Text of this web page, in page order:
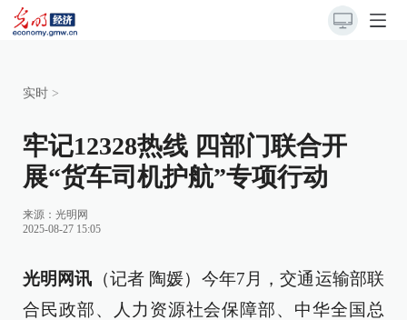
实时 >
牢记12328热线 四部门联合开
展“货车司机护航”专项行动
来源： 光明网
2025-08-27 15:05
光明网讯 （记者 陶媛）今年7月，交通运输部联
合民政部、人力资源社会保障部、中华全国总